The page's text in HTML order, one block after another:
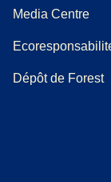
Media Centre(
Dépôt de Forest